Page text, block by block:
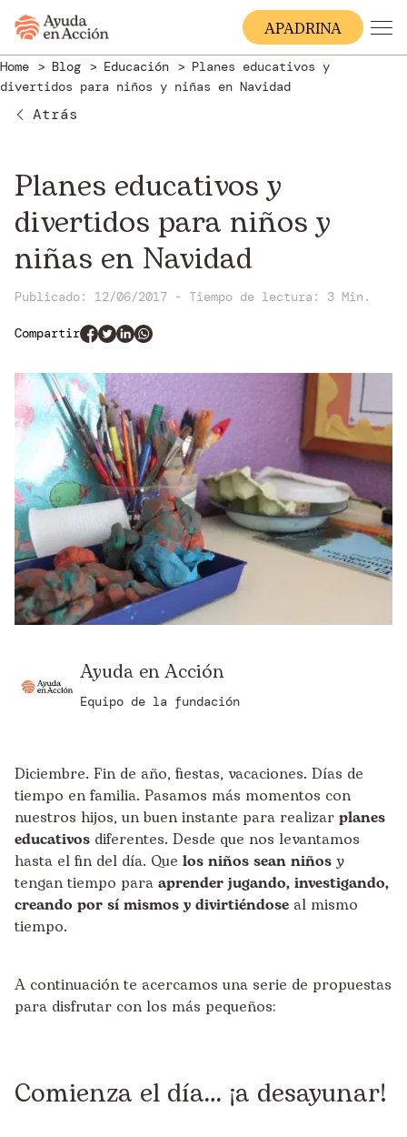
APADRINA
Home Blog Educación
Planes educativos y
divertidos para niños y niñas en Navidad
Atrás
Planes educativos y
divertidos para niños y
niñas en Navidad
Publicado: 12/06/2017 - Tiempo de lectura: 3 Min.
Compartir
Ayuda en Acción
Equipo de la fundación
Diciembre. Fin de año, fiestas, vacaciones. Días de
tiempo en familia. Pasamos más momentos con
nuestros hijos, un buen instante para realizar planes
educativos diferentes. Desde que nos levantamos
hasta el fin del día. Que los niños sean niños y
tengan tiempo para aprender jugando, investigando,
creando por sí mismos y divirtiéndose al mismo
tiempo.
A continuación te acercamos una serie de propuestas
para disfrutar con los más pequeños:
Comienza el día… ¡a desayunar!